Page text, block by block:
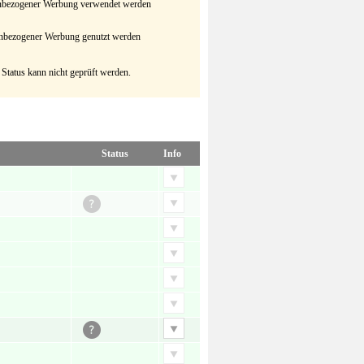
Werbung verwendet werden
Werbung genutzt werden
kann nicht geprüft werden.